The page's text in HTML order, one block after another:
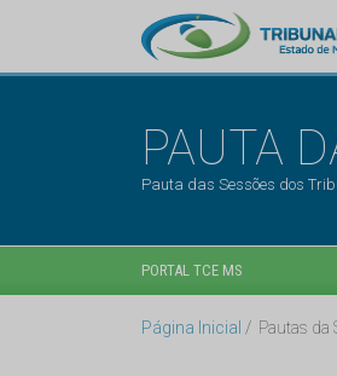
PAUTA
Pauta das Sessões dos
PORTAL TCE MS
Página Inicial Pautas da